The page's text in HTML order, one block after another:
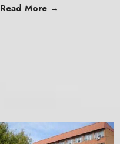
Read More →